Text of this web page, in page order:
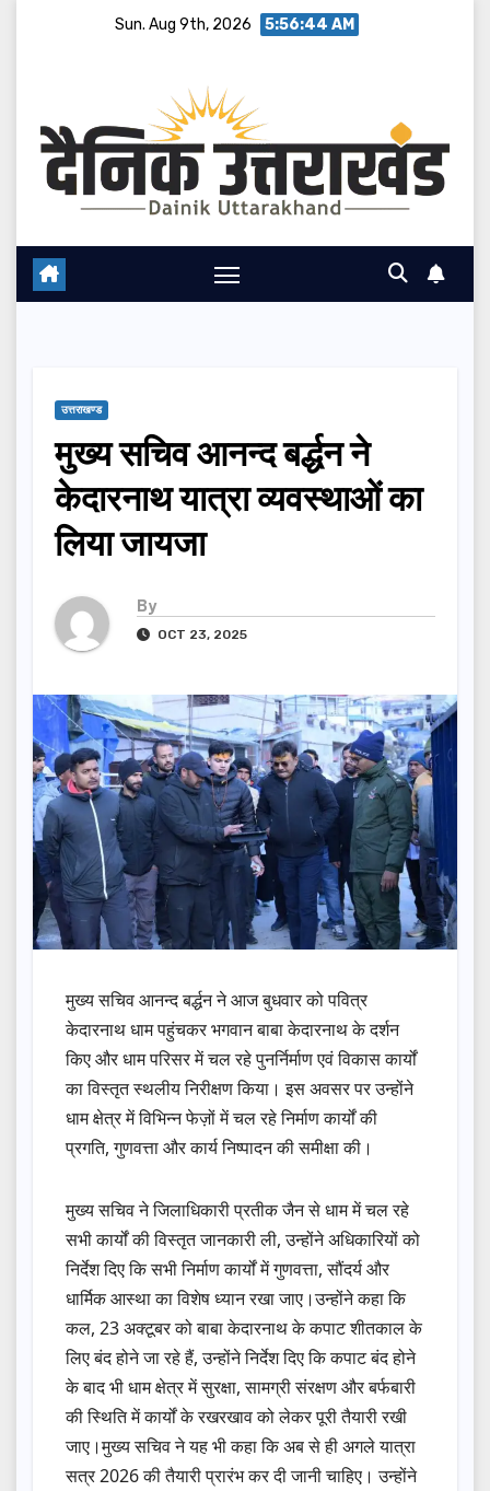
Sun. Aug 9th, 2026 5:56:44 AM
उत्तराखण्ड
मुख्य सचिव आनन्द बर्द्धन ने
केदारनाथ यात्रा व्यवस्थाओं का
लिया जायजा
By
OCT 23, 2025
मुख्य सचिव आनन्द बर्द्धन ने आज बुधवार को पवित्र
केदारनाथ धाम पहुंचकर भगवान बाबा केदारनाथ के दर्शन
किए और धाम परिसर में चल रहे पुनर्निर्माण एवं विकास कार्यों
का विस्तृत स्थलीय निरीक्षण किया। इस अवसर पर उन्होंने
धाम क्षेत्र में विभिन्न फेज़ों में चल रहे निर्माण कार्यों की
प्रगति, गुणवत्ता और कार्य निष्पादन की समीक्षा की।
मुख्य सचिव ने जिलाधिकारी प्रतीक जैन से धाम में चल रहे
सभी कार्यों की विस्तृत जानकारी ली, उन्होंने अधिकारियों को
निर्देश दिए कि सभी निर्माण कार्यों में गुणवत्ता, सौंदर्य और
धार्मिक आस्था का विशेष ध्यान रखा जाए।उन्होंने कहा कि
कल, 23 अक्टूबर को बाबा केदारनाथ के कपाट शीतकाल के
लिए बंद होने जा रहे हैं, उन्होंने निर्देश दिए कि कपाट बंद होने
के बाद भी धाम क्षेत्र में सुरक्षा, सामग्री संरक्षण और बर्फबारी
की स्थिति में कार्यों के रखरखाव को लेकर पूरी तैयारी रखी
जाए।मुख्य सचिव ने यह भी कहा कि अब से ही अगले यात्रा
सत्र 2026 की तैयारी प्रारंभ कर दी जानी चाहिए। उन्होंने